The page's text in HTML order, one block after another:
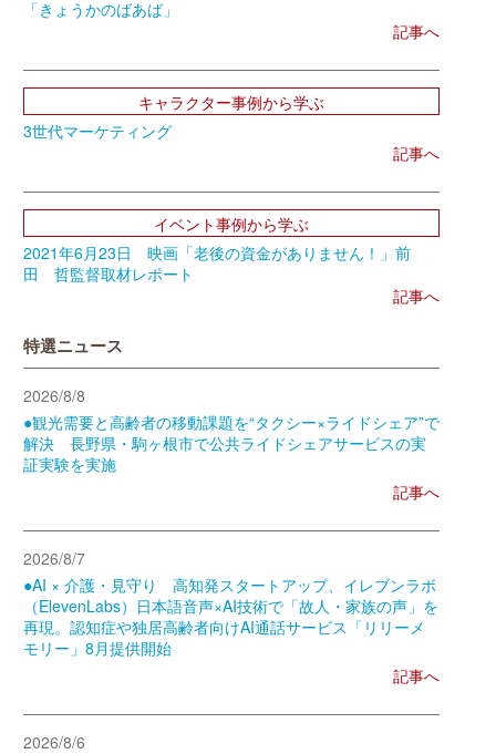
「きょうかのばあば」
記事へ
キャラクター事例から学ぶ
3世代マーケティング
記事へ
イベント事例から学ぶ
2021年6月23日 映画「老後の資金がありません！」前
田 哲監督取材レポート
記事へ
特選ニュース
2026/8/8
●観光需要と高齢者の移動課題を“タクシー×ライドシェア”で
解決 長野県・駒ヶ根市で公共ライドシェアサービスの実
証実験を実施
記事へ
2026/8/7
●AI × 介護・見守り 高知発スタートアップ、イレブンラボ
（ElevenLabs）日本語音声×AI技術で「故人・家族の声」を
再現。認知症や独居高齢者向けAI通話サービス「リリーメ
モリー」8月提供開始
記事へ
2026/8/6